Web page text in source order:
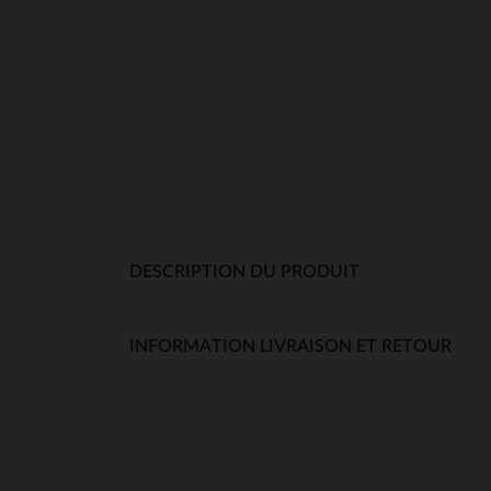
DESCRIPTION DU PRODUIT
INFORMATION LIVRAISON ET RETOUR